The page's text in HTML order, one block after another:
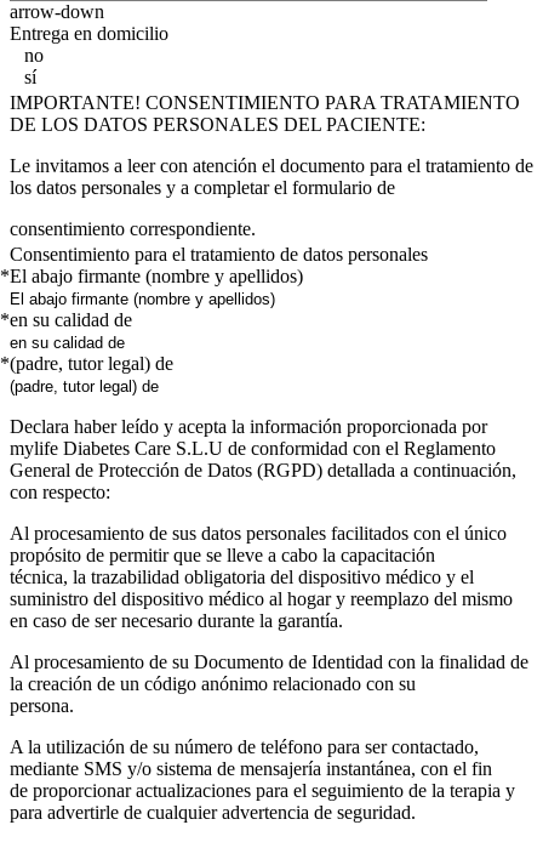
arrow-down
Entrega en domicilio
no
sí
IMPORTANTE! CONSENTIMIENTO PARA TRATAMIENTO
DE LOS DATOS PERSONALES DEL PACIENTE:
Le invitamos a leer con atención el documento para el tratamiento de
los datos personales y a completar el formulario de
consentimiento correspondiente.
Consentimiento para el tratamiento de datos personales
*El abajo firmante (nombre y apellidos)
*en su calidad de
*(padre, tutor legal) de
Declara haber leído y acepta la información proporcionada por
mylife Diabetes Care S.L.U de conformidad con el Reglamento
General de Protección de Datos (RGPD) detallada a continuación,
con respecto:
Al procesamiento de sus datos personales facilitados con el único
propósito de permitir que se lleve a cabo la capacitación
técnica, la trazabilidad obligatoria del dispositivo médico y el
suministro del dispositivo médico al hogar y reemplazo del mismo
en caso de ser necesario durante la garantía.
Al procesamiento de su Documento de Identidad con la finalidad de
la creación de un código anónimo relacionado con su
persona.
A la utilización de su número de teléfono para ser contactado,
mediante SMS y/o sistema de mensajería instantánea, con el fin
de proporcionar actualizaciones para el seguimiento de la terapia y
para advertirle de cualquier advertencia de seguridad.